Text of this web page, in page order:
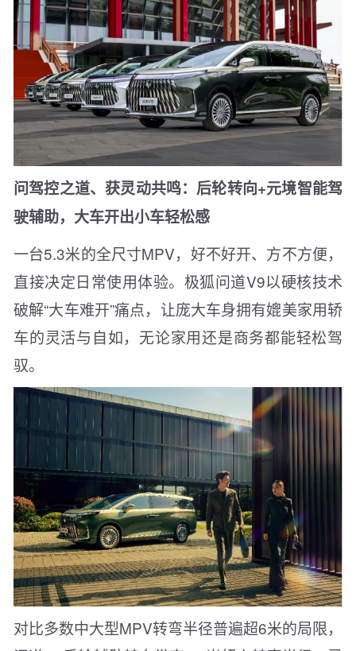
问驾控之道、获灵动共鸣：后轮转向+元境智能驾
驶辅助，大车开出小车轻松感
一台5.3米的全尺寸MPV，好不好开、方不方便，
直接决定日常使用体验。极狐问道V9以硬核技术
破解“大车难开”痛点，让庞大车身拥有媲美家用轿
车的灵活与自如，无论家用还是商务都能轻松驾
驭。
对比多数中大型MPV转弯半径普遍超6米的局限，